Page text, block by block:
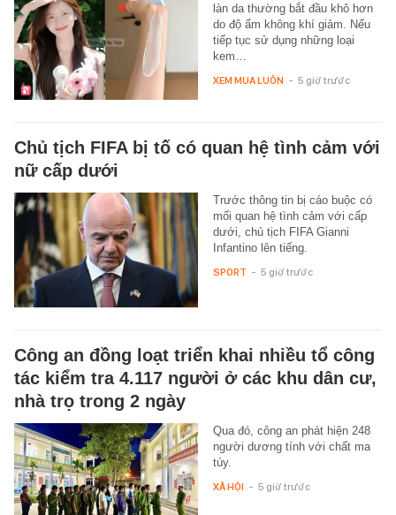
làn da thường bắt đầu khô hơn
do độ ẩm không khí giảm. Nếu
tiếp tục sử dụng những loại
kem…
XEM MUA LUÔN - 5 giờ trước
Chủ tịch FIFA bị tố có quan hệ tình cảm với
nữ cấp dưới
Trước thông tin bị cáo buộc có
mối quan hệ tình cảm với cấp
dưới, chủ tịch FIFA Gianni
Infantino lên tiếng.
SPORT - 5 giờ trước
Công an đồng loạt triển khai nhiều tổ công
tác kiểm tra 4.117 người ở các khu dân cư,
nhà trọ trong 2 ngày
Qua đó, công an phát hiện 248
người dương tính với chất ma
túy.
XÃ HỘI - 5 giờ trước